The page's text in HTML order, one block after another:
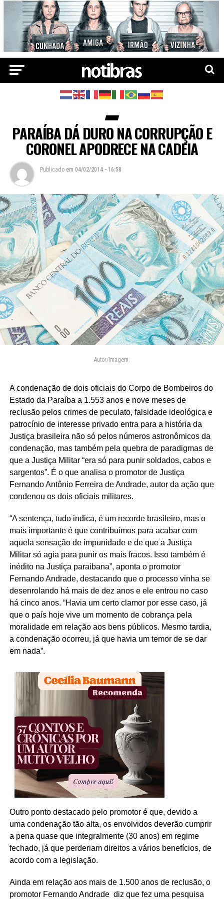
PARAÍBA DÁ DURO NA CORRUPÇÃO E
CORONEL APODRECE NA CADEIA
Publicado em 04/02/2014 - 16:58
Autor/Imagem:
A condenação de dois oficiais do Corpo de Bombeiros do
Estado da Paraíba a 1.553 anos e nove meses de
reclusão pelos crimes de peculato, falsidade ideológica e
patrocínio de interesse privado entra para a história da
Justiça brasileira não só pelos números astronômicos da
condenação, mas também pela quebra de paradigmas de
que a Justiça Militar “era só para punir soldados, cabos e
sargentos”. É o que analisa o promotor de Justiça
Fernando Antônio Ferreira de Andrade, autor da ação que
condenou os dois oficiais militares.
“A sentença, tudo indica, é um recorde brasileiro, mas o
mais importante é que contribuímos para acabar com
aquela sensação de impunidade e de que a Justiça
Militar só agia para punir os mais fracos. Isso também é
inédito na Justiça paraibana”, aponta o promotor
Fernando Andrade, destacando que o processo vinha se
desenrolando há mais de dez anos e ele entrou no caso
há cinco anos. “Havia um certo clamor por esse caso, já
que o país hoje vive um momento de cobrança pela
moralidade em relação aos bens públicos. Mesmo tardia,
a condenação ocorreu, já que havia um temor de se dar
em nada”.
Outro ponto destacado pelo promotor é que, devido a
uma condenação tão alta, os envolvidos deverão cumprir
a pena quase que integralmente (30 anos) em regime
fechado, já que perderiam direitos a vários benefícios, de
acordo com a legislação.
Ainda em relação aos mais de 1.500 anos de reclusão, o
promotor Fernando Andrade diz que fez uma pesquisa